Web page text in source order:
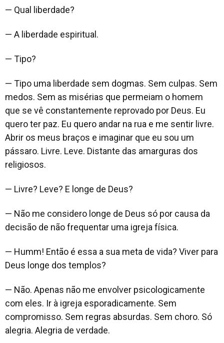
— Qual liberdade?
— A liberdade espiritual.
— Tipo?
— Tipo uma liberdade sem dogmas. Sem culpas. Sem
medos. Sem as misérias que permeiam o homem
que se vê constantemente reprovado por Deus. Eu
quero ter paz. Eu quero andar na rua e me sentir livre.
Abrir os meus braços e imaginar que eu sou um
pássaro. Livre. Leve. Distante das amarguras dos
religiosos.
— Livre? Leve? E longe de Deus?
— Não me considero longe de Deus só por causa da
decisão de não frequentar uma igreja física.
— Humm! Então é essa a sua meta de vida? Viver para
Deus longe dos templos?
— Não. Apenas não me envolver psicologicamente
com eles. Ir à igreja esporadicamente. Sem
compromisso. Sem regras absurdas. Sem choro. Só
alegria. Alegria de verdade.